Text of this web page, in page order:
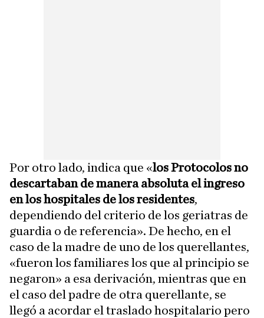
Por otro lado, indica que «los Protocolos no
descartaban de manera absoluta el ingreso
en los hospitales de los residentes,
dependiendo del criterio de los geriatras de
guardia o de referencia». De hecho, en el
caso de la madre de uno de los querellantes,
«fueron los familiares los que al principio se
negaron» a esa derivación, mientras que en
el caso del padre de otra querellante, se
llegó a acordar el traslado hospitalario pero